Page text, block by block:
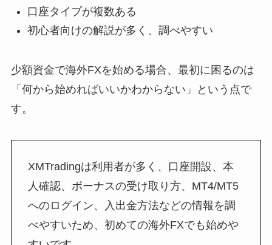
口座タイプが複数ある
初心者向けの解説が多く、調べやすい
少額資金で海外FXを始める場合、最初に困るのは
「何から始めればいいかわからない」という点で
す。
XMTradingは利用者が多く、口座開設、本
人確認、ボーナスの受け取り方、MT4/MT5
へのログイン、入出金方法などの情報を調
べやすいため、初めての海外FXでも始めや